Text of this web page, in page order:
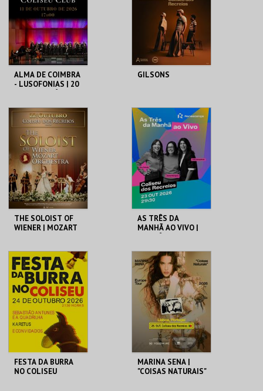
MAIS INFO
COMPRAR
MAIS INFO
COMPRAR
ALMA DE COIMBRA
- LUSOFONIAS | 20
COLISEU DE LISBOA
MAIS INFO
COMPRAR
GILSONS
COLISEU DE LISBOA
MAIS INFO
COMPRAR
THE SOLOIST OF
WIENER | MOZART
COLISEU DE LISBOA
MAIS INFO
COMPRAR
AS TRÊS DA
MANHÃ AO VIVO |
RENASCENÇA
COLISEU DE LISBOA
MAIS INFO
COMPRAR
FESTA DA BURRA
NO COLISEU
MARINA SENA |
"COISAS NATURAIS"